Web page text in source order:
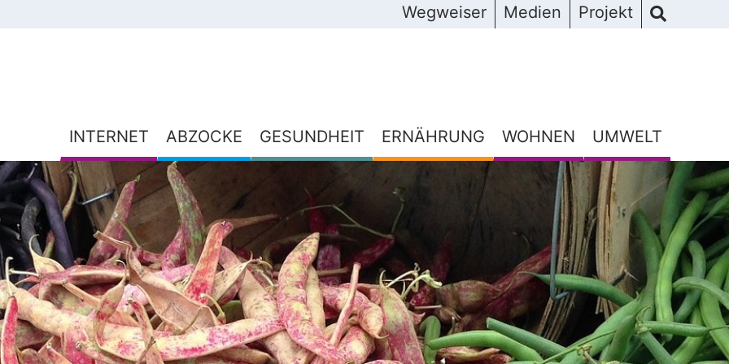
Wegweiser Medien Projekt
INTERNET ABZOCKE GESUNDHEIT ERNÄHRUNG WOHNEN UMWELT